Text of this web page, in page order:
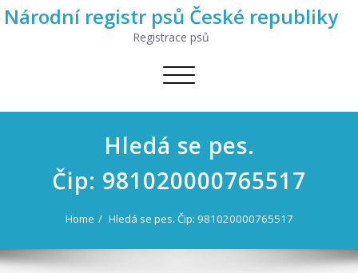
Národní registr psů České republiky
Registrace psů
Toggle
Hledá se pes.
Čip: 981020000765517
Home Hledá se pes. Čip: 981020000765517